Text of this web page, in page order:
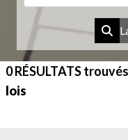
0 RÉSULTATS
lois